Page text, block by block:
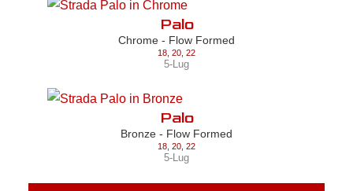
Palo
Chrome - Flow Formed
18 20 22
5-Lug
Palo
Bronze - Flow Formed
18 20 22
5-Lug